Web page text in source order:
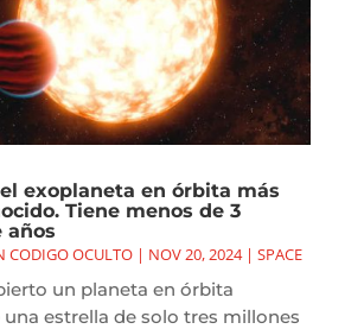
exoplaneta en órbita más
Tiene menos de 3
años
CODIGO OCULTO| NOV 20, 2024| SPACE
un planeta en órbita
estrella de solo tres millones